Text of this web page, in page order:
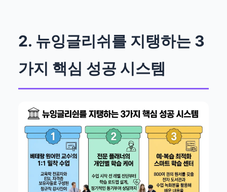
2. 뉴잉글리쉬를 지탱하는 3
가지 핵심 성공 시스템